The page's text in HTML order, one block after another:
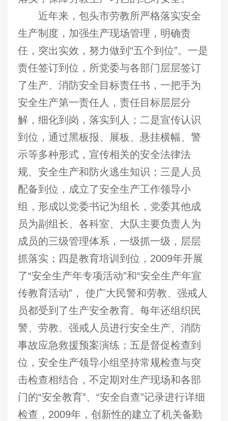
近年来，包头市劳教所严格落实安全
生产制度，加强生产现场管理，明确责
任，突出实效，努力做到“五个到位”。一是
责任签订到位，所党委与各部门层层签订
了生产、消防安全目标责任书，一把手为
安全生产第一责任人，责任目标层层分
解，细化到岗，落实到人；二是宣传认识
到位，通过黑板报、展板、悬挂横幅、警
示等多种形式，宣传相关的安全法律法
规、安全生产和防火逃生知识；三是人员
配备到位，成立了安全生产工作领导小
组，形成以党委书记为组长，党委其他成
员为副组长、各科室、大队主要负责人为
成员的三级管理体系，一级抓一级，层层
抓落实；四是教育培训到位， 2009年开展
了“安全生产年专项活动”和“安全生产年宣
传教育活动”， 使广大民警和劳教、强戒人
员都受到了生产安全教育。每年还组织民
警、劳教、强戒人员进行安全生产、消防
事故应急救援预案演练；五是督促检查到
位，安全生产领导小组坚持常规检查与突
击检查相结合，不定期对生产现场和各部
门的“安全教育”、“安全自查”记录进行详细
检查，2009年，创新性的建立了机关备勤